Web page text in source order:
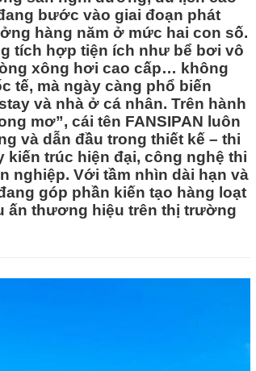
bước vào giai đoạn phát
hàng năm ở mức hai con số.
tích hợp tiện ích như bể bơi vô
xông hơi cao cấp… không
tế, mà ngày càng phổ biến
và nhà ở cá nhân. Trên hành
mơ”, cái tên FANSIPAN luôn
và dẫn đầu trong thiết kế – thi
trúc hiện đại, công nghệ thi
nghiệp. Với tầm nhìn dài hạn và
góp phần kiến tạo hàng loạt
ấn thương hiệu trên thị trường